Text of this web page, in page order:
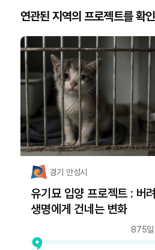
연관된 지역의 프로젝트를 확
경기 안성시
유기묘 입양 프로젝트 : 버
생명에게 건네는 변화
875일